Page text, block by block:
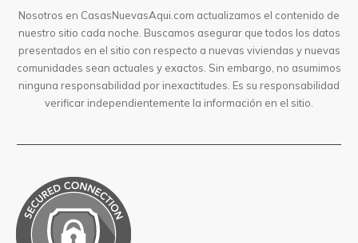
Nosotros en CasasNuevasAqui.com actualizamos el contenido de
nuestro sitio cada noche. Buscamos asegurar que todos los datos
presentados en el sitio con respecto a nuevas viviendas y nuevas
comunidades sean actuales y exactos. Sin embargo, no asumimos
ninguna responsabilidad por inexactitudes. Es su responsabilidad
verificar independientemente la información en el sitio.